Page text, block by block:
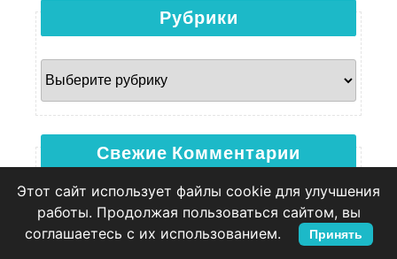
Рубрики
Рубрики
Свежие Комментарии
Этот сайт использует файлы cookie для улучшения
работы. Продолжая пользоваться сайтом, вы
соглашаетесь с их использованием.
Принять